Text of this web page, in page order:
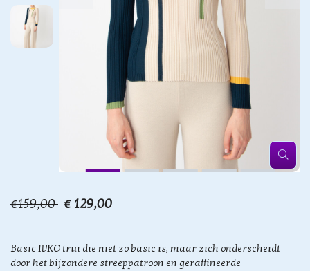
€159,00 € 129,00
Basic IVKO trui die niet zo basic is, maar zich onderscheidt
door het bijzondere streeppatroon en geraffineerde